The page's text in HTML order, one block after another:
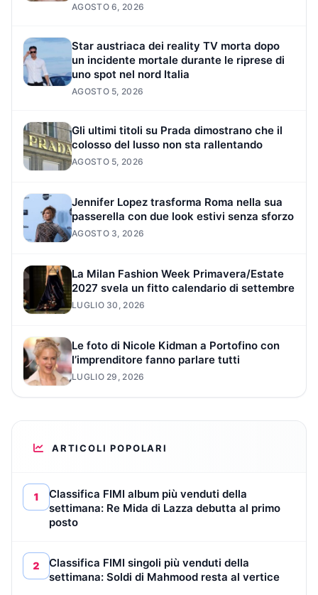
AGOSTO 6, 2026
Star austriaca dei reality TV morta dopo
un incidente mortale durante le riprese di
uno spot nel nord Italia
AGOSTO 5, 2026
Gli ultimi titoli su Prada dimostrano che il
colosso del lusso non sta rallentando
AGOSTO 5, 2026
Jennifer Lopez trasforma Roma nella sua
passerella con due look estivi senza sforzo
AGOSTO 3, 2026
La Milan Fashion Week Primavera/Estate
2027 svela un fitto calendario di settembre
LUGLIO 30, 2026
Le foto di Nicole Kidman a Portofino con
l’imprenditore fanno parlare tutti
LUGLIO 29, 2026
ARTICOLI POPOLARI
1
Classifica FIMI album più venduti della
settimana: Re Mida di Lazza debutta al primo
posto
2
Classifica FIMI singoli più venduti della
settimana: Soldi di Mahmood resta al vertice